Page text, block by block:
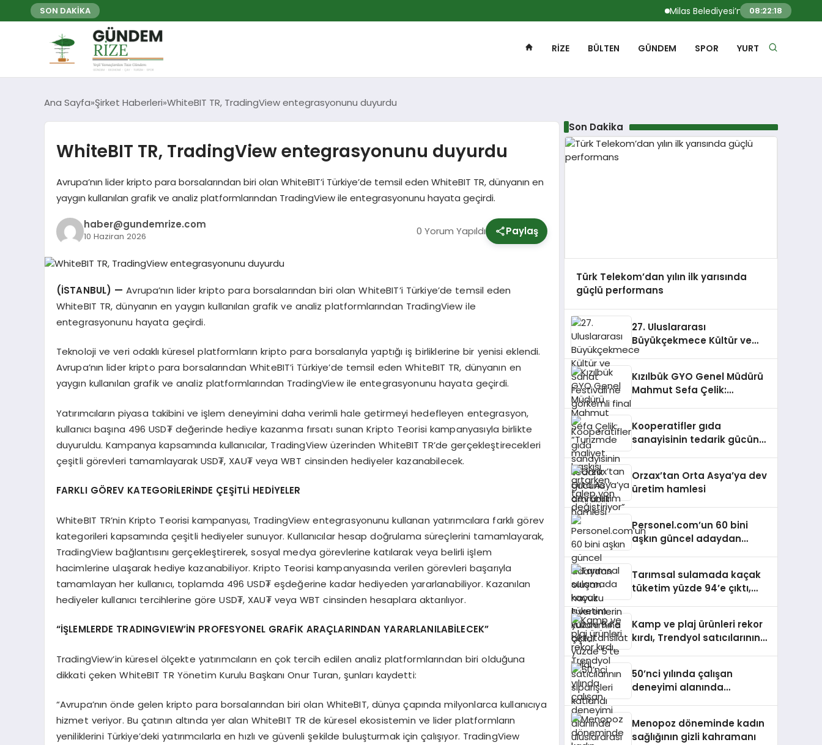
SON DAKİKA Milas Belediyesi’nden yeşil alanlarda
08:22:19
RIZE BÜLTEN GÜNDEM SPOR YURT
Ana Sayfa Şirket Haberleri WhiteBIT TR, TradingView entegrasyonunu duyurdu
WhiteBIT TR, TradingView entegrasyonunu duyurdu
Avrupa’nın lider kripto para borsalarından biri olan WhiteBIT’i Türkiye’de temsil eden WhiteBIT TR, dünyanın en
yaygın kullanılan grafik ve analiz platformlarından TradingView ile entegrasyonunu hayata geçirdi.
haber@gundemrize.com
10 Haziran 2026 0 Yorum Yapıldı Paylaş
(İSTANBUL) — Avrupa’nın lider kripto para borsalarından biri olan WhiteBIT’i Türkiye’de temsil eden
WhiteBIT TR, dünyanın en yaygın kullanılan grafik ve analiz platformlarından TradingView ile
entegrasyonunu hayata geçirdi.
Teknoloji ve veri odaklı küresel platformların kripto para borsalarıyla yaptığı iş birliklerine bir yenisi eklendi.
Avrupa’nın lider kripto para borsalarından WhiteBIT’i Türkiye’de temsil eden WhiteBIT TR, dünyanın en
yaygın kullanılan grafik ve analiz platformlarından TradingView ile entegrasyonunu hayata geçirdi.
Yatırımcıların piyasa takibini ve işlem deneyimini daha verimli hale getirmeyi hedefleyen entegrasyon,
kullanıcı başına 496 USD₮ değerinde hediye kazanma fırsatı sunan Kripto Teorisi kampanyasıyla birlikte
duyuruldu. Kampanya kapsamında kullanıcılar, TradingView üzerinden WhiteBIT TR’de gerçekleştirecekleri
çeşitli görevleri tamamlayarak USD₮, XAU₮ veya WBT cinsinden hediyeler kazanabilecek.
FARKLI GÖREV KATEGORİLERİNDE ÇEŞİTLİ HEDİYELER
WhiteBIT TR’nin Kripto Teorisi kampanyası, TradingView entegrasyonunu kullanan yatırımcılara farklı görev
kategorileri kapsamında çeşitli hediyeler sunuyor. Kullanıcılar hesap doğrulama süreçlerini tamamlayarak,
TradingView bağlantısını gerçekleştirerek, sosyal medya görevlerine katılarak veya belirli işlem
hacimlerine ulaşarak hediye kazanabiliyor. Kripto Teorisi kampanyasında verilen görevleri başarıyla
tamamlayan her kullanıcı, toplamda 496 USD₮ eşdeğerine kadar hediyeden yararlanabiliyor. Kazanılan
hediyeler kullanıcı tercihlerine göre USD₮, XAU₮ veya WBT cinsinden hesaplara aktarılıyor.
“İŞLEMLERDE TRADINGVIEW’İN PROFESYONEL GRAFİK ARAÇLARINDAN YARARLANILABİLECEK”
TradingView’in küresel ölçekte yatırımcıların en çok tercih edilen analiz platformlarından biri olduğuna
dikkati çeken WhiteBIT TR Yönetim Kurulu Başkanı Onur Turan, şunları kaydetti:
“Avrupa’nın önde gelen kripto para borsalarından biri olan WhiteBIT, dünya çapında milyonlarca kullanıcıya
hizmet veriyor. Bu çatının altında yer alan WhiteBIT TR de küresel ekosistemin ve lider platformların
yeniliklerini Türkiye’deki yatırımcılarla en hızlı ve güvenli şekilde buluşturmak için çalışıyor. TradingView
Son Dakika
Türk Telekom’dan yılın ilk yarısında
güçlü performans
27. Uluslararası
Büyükçekmece Kültür ve
Sanat Festivali’ne görkemli
Kızılbük GYO Genel Müdürü
Mahmut Sefa Çelik:
değiştiriyor”
Kooperatifler gıda
sanayisinin tedarik gücünü
Orzax’tan Orta Asya’ya dev
üretim hamlesi
Personel.com’un 60 bini
aşkın güncel adaydan
Tarımsal sulamada kaçak
tüketim yüzde 94’e çıktı,
Kamp ve plaj ürünleri rekor
kırdı, Trendyol satıcılarının
50’nci yılında çalışan
deneyimi alanında
Sertifikası
Menopoz döneminde kadın
sağlığının gizli kahramanı